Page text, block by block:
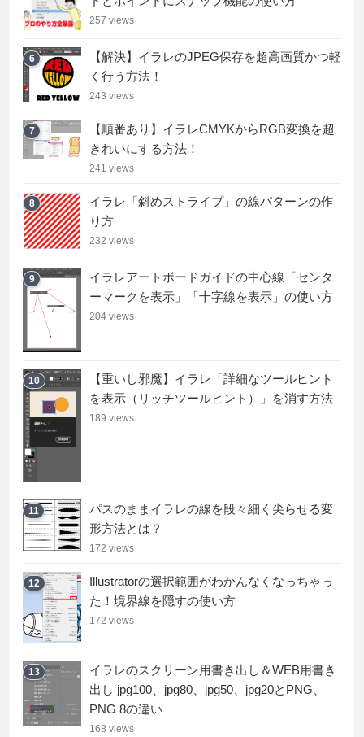
257 views
6
【解決】イラレのJPEG保存を超高画質かつ軽
く行う方法！
243 views
7
【順番あり】イラレCMYKからRGB変換を超
きれいにする方法！
241 views
8
イラレ「斜めストライプ」の線パターンの作
り方
232 views
9
イラレアートボードガイドの中心線「センタ
ーマークを表示」「十字線を表示」の使い方
204 views
10
【重いし邪魔】イラレ「詳細なツールヒント
を表示（リッチツールヒント）」を消す方法
189 views
11
パスのままイラレの線を段々細く尖らせる変
形方法とは？
172 views
12
Illustratorの選択範囲がわかんなくなっちゃっ
た！境界線を隠すの使い方
172 views
13
イラレのスクリーン用書き出し＆WEB用書き
出し jpg100、jpg80、jpg50、jpg20とPNG、
PNG 8の違い
168 views